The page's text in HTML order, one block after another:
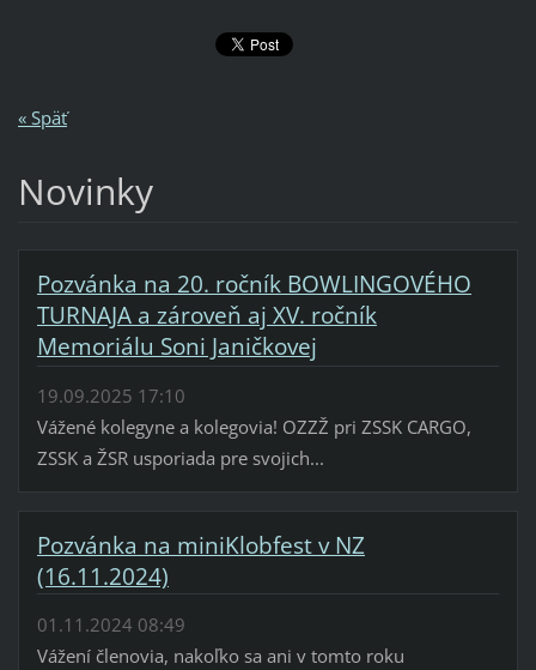
« Späť
Novinky
Pozvánka na 20. ročník BOWLINGOVÉHO
TURNAJA a zároveň aj XV. ročník
Memoriálu Soni Janičkovej
19.09.2025 17:10
Vážené kolegyne a kolegovia! OZZŽ pri ZSSK CARGO,
ZSSK a ŽSR usporiada pre svojich...
Pozvánka na miniKlobfest v NZ
(16.11.2024)
01.11.2024 08:49
Vážení členovia, nakoľko sa ani v tomto roku